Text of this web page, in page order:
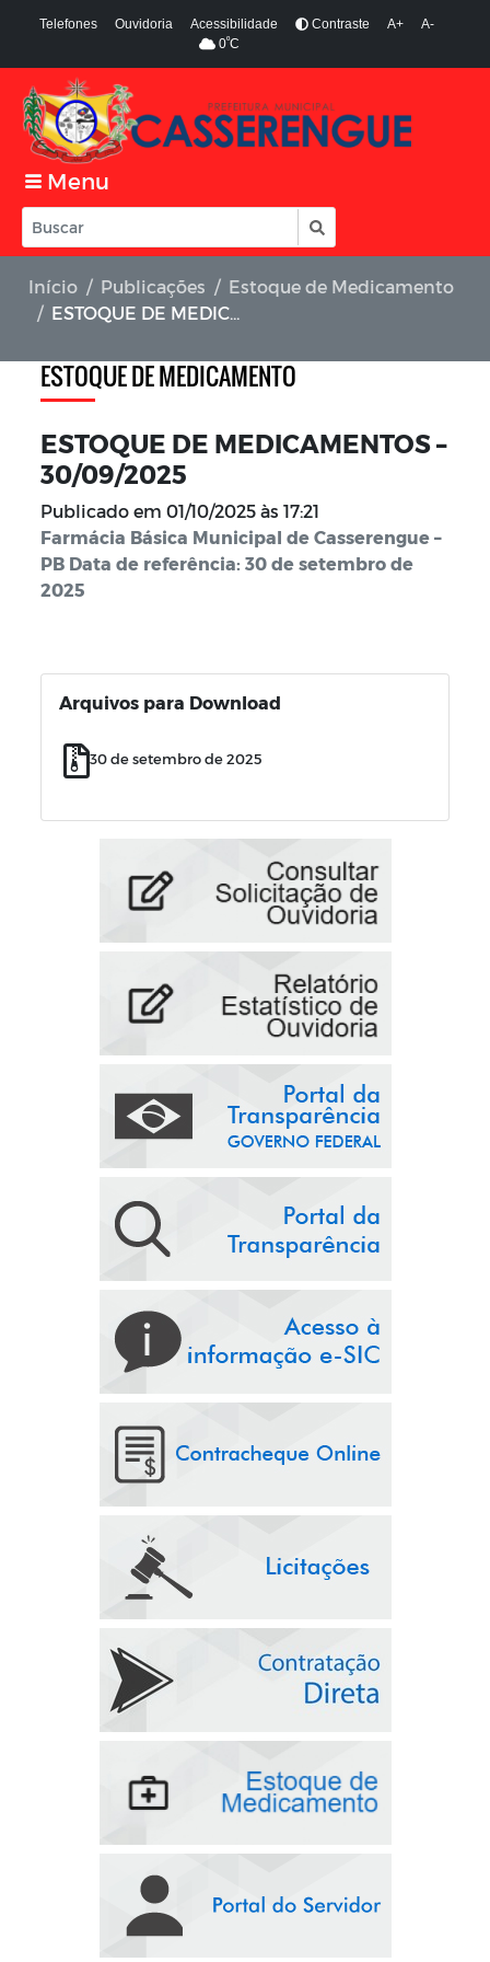
Telefones Ouvidoria Acessibilidade Contraste A+
A-
0ºC
Menu
Início Publicações
Estoque de Medicamento
ESTOQUE DE MEDICAMENTOS – 30/09/2025
ESTOQUE DE MEDICAMENTO
ESTOQUE DE MEDICAMENTOS –
30/09/2025
Publicado em 01/10/2025 às 17:21
Farmácia Básica Municipal de Casserengue –
PB Data de referência: 30 de setembro de
2025
Arquivos para Download
30 de setembro de 2025